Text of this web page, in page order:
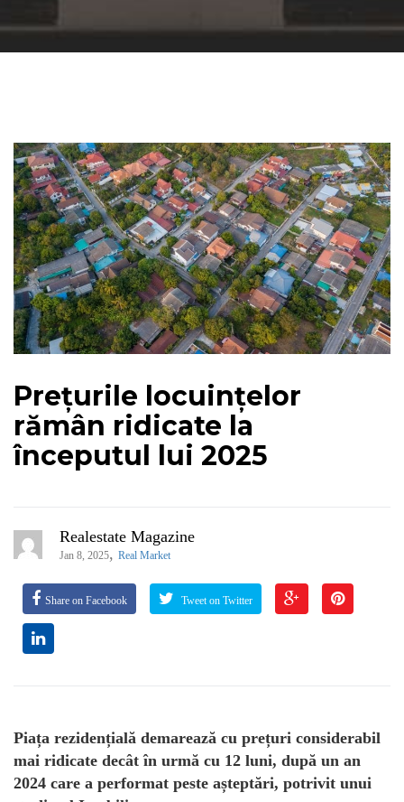
Prețurile locuințelor
rămân ridicate la
începutul lui 2025
Realestate Magazine
Jan 8, 2025, Real Market
Share on Facebook Tweet on Twitter
Piața rezidențială demarează cu prețuri considerabil
mai ridicate decât în urmă cu 12 luni, după un an
2024 care a performat peste așteptări, potrivit unui